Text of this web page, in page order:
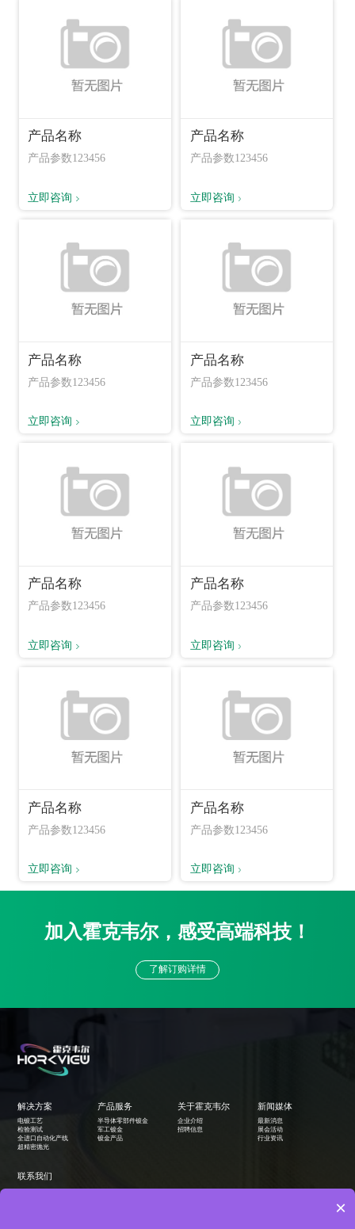
产品名称
产品参数123456
立即咨询
产品名称
产品参数123456
立即咨询
产品名称
产品参数123456
立即咨询
产品名称
产品参数123456
立即咨询
产品名称
产品参数123456
立即咨询
产品名称
产品参数123456
立即咨询
产品名称
产品参数123456
立即咨询
产品名称
产品参数123456
立即咨询
加入霍克韦尔，感受高端科技！
了解订购详情
解决方案
电镀工艺
检验测试
全进口自动化产线
超精密抛光
产品服务
半导体零部件镀金
军工镀金
镀金产品
关于霍克韦尔
企业介绍
招聘信息
新闻媒体
最新消息
展会活动
行业资讯
联系我们
×